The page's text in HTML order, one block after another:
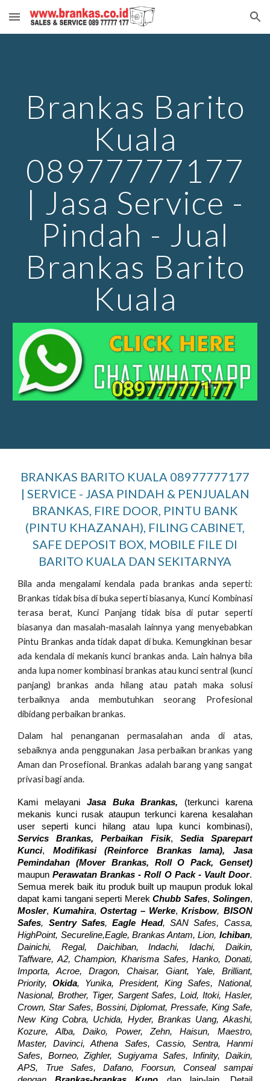
Skip to main content Skip to navigation
Brankas Barito
Kuala
08977777177
| Jasa Service -
Pindah - Jual
Brankas Barito
Kuala
BRANKAS BARITO KUALA 08977777177
| SERVICE - JASA PINDAH & PENJUALAN
BRANKAS, FIRE DOOR, PINTU BANK
(PINTU KHAZANAH), FILING CABINET,
SAFE DEPOSIT BOX, MOBILE FILE DI
BARITO KUALA DAN SEKITARNYA
Bila anda mengalami kendala pada brankas anda seperti:
Brankas tidak bisa di buka seperti biasanya, Kunci Kombinasi
terasa berat, Kunci Panjang tidak bisa di putar seperti
biasanya dan masalah-masalah lainnya yang menyebabkan
Pintu Brankas anda tidak dapat di buka. Kemungkinan besar
ada kendala di mekanis kunci brankas anda. Lain halnya bila
anda lupa nomer kombinasi brankas atau kunci sentral (kunci
panjang) brankas anda hilang atau patah maka solusi
terbaiknya anda membutuhkan seorang Profesional
dibidang perbaikan brankas.
Dalam hal penanganan permasalahan anda di atas,
sebaiknya anda penggunakan Jasa perbaikan brankas yang
Aman dan Prosefional. Brankas adalah barang yang sangat
privasi bagi anda.
Kami melayani Jasa Buka Brankas, (terkunci karena
mekanis kunci rusak ataupun terkunci karena kesalahan
user seperti kunci hilang atau lupa kunci kombinasi),
Servics Brankas, Perbaikan Fisik, Sedia Sparepart
Kunci, Modifikasi (Reinforce Brankas lama), Jasa
Pemindahan (Mover
Brankas, Roll O Pack, Genset)
maupunPerawatan Brankas - Roll O Pack - Vault Door.
Semua merek baik itu produk built up maupun produk lokal
dapat kami tangani seperti MerekChubb Safes, Solingen,
Mosler, Kumahira, Ostertag – Werke,Krisbow, BISON
Safes, Sentry Safes,Eagle Head, SAN Safes, Cassa,
HighPoint, Secureline,Eagle, Brankas Antam, Lion, Ichiban,
Dainichi, Regal, Daichiban, Indachi, Idachi, Daikin,
Taffware, A2, Champion, Kharisma Safes, Hanko, Donati,
Importa, Acroe, Dragon, Chaisar, Giant, Yale, Brilliant,
Priority,Okida, Yunika, President, King Safes, National,
Nasional, Brother, Tiger, Sargent Safes, Loid, Itoki, Hasler,
Crown, Star Safes, Bossini, Diplomat, Pressafe, King Safe,
New King Cobra, Uchida, Hyder, Brankas Uang, Akashi,
Kozure, Alba, Daiko, Power, Zehn, Haisun, Maestro,
Master, Davinci, Athena Safes, Cassio, Sentra, Hanmi
Safes, Borneo, Zighler, Sugiyama Safes, Infinity, Daikin,
APS, True Safes, Dafano, Foorsun, Conseal sampai